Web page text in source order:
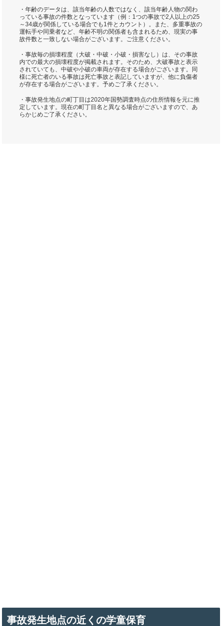
・年齢のデータは、該当年齢の人数ではなく、該当年齢人物の関わ
っている事故の件数となっています（例：1つの事故で2人以上の25
～34歳が関係している場合でも1件とカウント）。また、多重事故の
運転手や同乗者など、年齢不明の関係者も含まれるため、現実の事
故件数と一致しない場合がございます。ご注意ください。
・事故毎の損壊程度（大破・中破・小破・損害なし）は、その事故
内での最大の損壊程度が掲載されます。そのため、大破事故と表示
されていても、中破や小破の車両が存在する場合がございます。同
様に死亡者のいる事故は死亡事故と表記していますが、他に負傷者
が存在する場合がございます。予めご了承ください。
・事故発生地点の町丁目は2020年国勢調査時点の住所情報を元に推
定しています。現在の町丁目名と異なる場合がございますので、あ
らかじめご了承ください。
事故発生地点の近くの学童保育